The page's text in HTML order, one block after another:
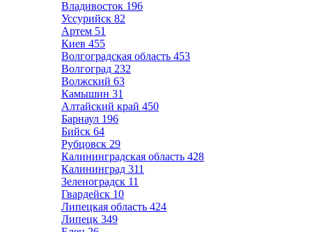
Владивосток 196
Уссурийск 82
Артем 51
Киев 455
Волгоградская область 453
Волгоград 232
Волжский 63
Камышин 31
Алтайский край 450
Барнаул 196
Бийск 64
Рубцовск 29
Калининградская область 428
Калининград 311
Зеленоградск 11
Гвардейск 10
Липецкая область 424
Липецк 349